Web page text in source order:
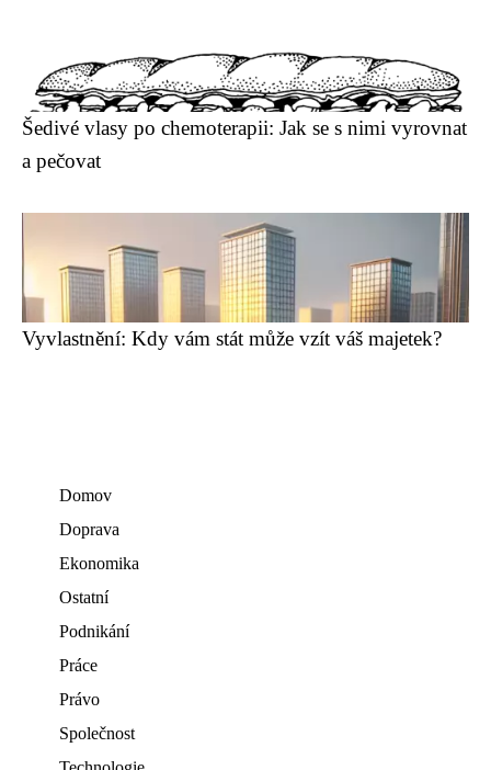
Šedivé vlasy po chemoterapii: Jak se s nimi vyrovnat
a pečovat
Vyvlastnění: Kdy vám stát může vzít váš majetek?
Domov
Doprava
Ekonomika
Ostatní
Podnikání
Práce
Právo
Společnost